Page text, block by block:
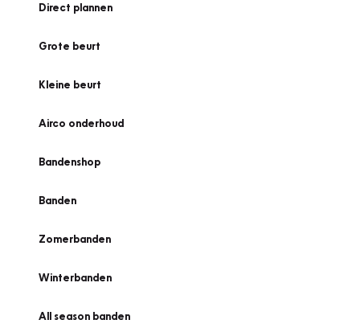
Direct plannen
Grote beurt
Kleine beurt
Airco onderhoud
Bandenshop
Banden
Zomerbanden
Winterbanden
All season banden